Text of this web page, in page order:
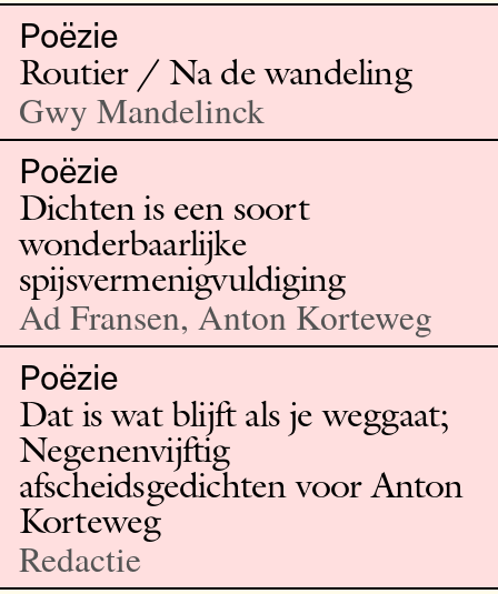
Poëzie
Routier / Na de wandeling
Gwy Mandelinck
Poëzie
Dichten is een soort
wonderbaarlijke
spijsvermenigvuldiging
Ad Fransen, Anton Korteweg
Poëzie
Dat is wat blijft als je weggaat;
Negenenvijftig
afscheidsgedichten voor Anton
Korteweg
Redactie